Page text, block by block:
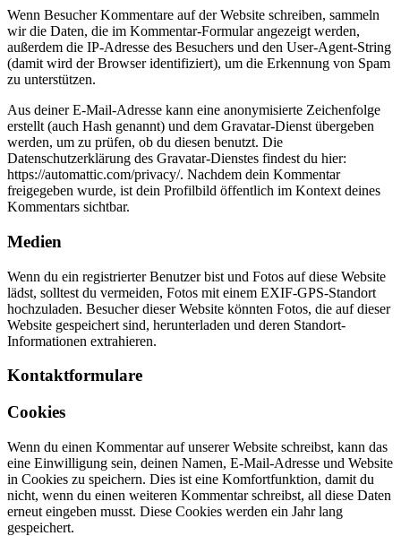
Wenn Besucher Kommentare auf der Website schreiben, sammeln
wir die Daten, die im Kommentar-Formular angezeigt werden,
außerdem die IP-Adresse des Besuchers und den User-Agent-String
(damit wird der Browser identifiziert), um die Erkennung von Spam
zu unterstützen.
Aus deiner E-Mail-Adresse kann eine anonymisierte Zeichenfolge
erstellt (auch Hash genannt) und dem Gravatar-Dienst übergeben
werden, um zu prüfen, ob du diesen benutzt. Die
Datenschutzerklärung des Gravatar-Dienstes findest du hier:
https://automattic.com/privacy/. Nachdem dein Kommentar
freigegeben wurde, ist dein Profilbild öffentlich im Kontext deines
Kommentars sichtbar.
Medien
Wenn du ein registrierter Benutzer bist und Fotos auf diese Website
lädst, solltest du vermeiden, Fotos mit einem EXIF-GPS-Standort
hochzuladen. Besucher dieser Website könnten Fotos, die auf dieser
Website gespeichert sind, herunterladen und deren Standort-
Informationen extrahieren.
Kontaktformulare
Cookies
Wenn du einen Kommentar auf unserer Website schreibst, kann das
eine Einwilligung sein, deinen Namen, E-Mail-Adresse und Website
in Cookies zu speichern. Dies ist eine Komfortfunktion, damit du
nicht, wenn du einen weiteren Kommentar schreibst, all diese Daten
erneut eingeben musst. Diese Cookies werden ein Jahr lang
gespeichert.